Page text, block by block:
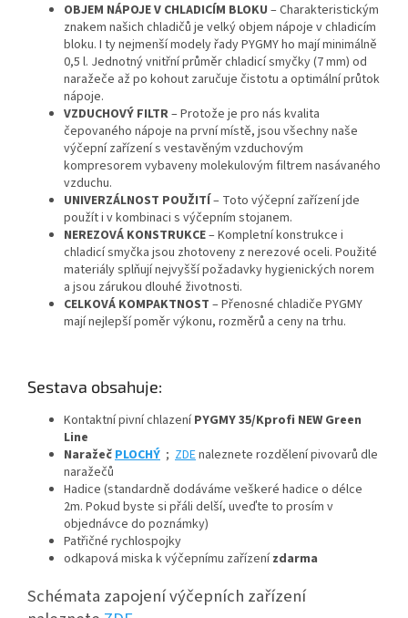
OBJEM NÁPOJE V CHLADICÍM BLOKU – Charakteristickým
znakem našich chladičů je velký objem nápoje v chladicím
bloku. I ty nejmenší modely řady PYGMY ho mají minimálně
0,5 l. Jednotný vnitřní průměr chladicí smyčky (7 mm) od
naražeče až po kohout zaručuje čistotu a optimální průtok
nápoje.
VZDUCHOVÝ FILTR– Protože je pro nás kvalita
čepovaného nápoje na první místě, jsou všechny naše
výčepní zařízení s vestavěným vzduchovým
kompresorem vybaveny molekulovým filtrem nasávaného
vzduchu.
UNIVERZÁLNOST POUŽITÍ– Toto výčepní zařízení jde
použít i v kombinaci s výčepním stojanem.
NEREZOVÁ KONSTRUKCE– Kompletní konstrukce i
chladicí smyčka jsou zhotoveny z nerezové oceli. Použité
materiály splňují nejvyšší požadavky hygienických norem
a jsou zárukou dlouhé životnosti.
CELKOVÁ KOMPAKTNOST – Přenosné chladiče PYGMY
mají nejlepší poměr výkonu, rozměrů a ceny na trhu.
Sestava obsahuje:
Kontaktní pivní chlazeníPYGMY 35/Kprofi NEW Green
Line
NaražečPLOCHÝ ; ZDEnaleznete rozdělení pivovarů dle
naražečů
Hadice (standardně dodáváme veškeré hadice o délce
2m. Pokud byste si přáli delší, uveďte to prosím v
objednávce do poznámky)
Patřičné rychlospojky
odkapová miska k výčepnímu zařízenízdarma
Schémata zapojení výčepních zařízení